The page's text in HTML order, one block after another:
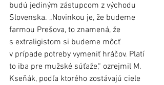
budú jediným zástupcom z východu
Slovenska. „Novinkou je, že budeme
farmou Prešova, to znamená, že
s extraligistom si budeme môcť
v prípade potreby vymeniť hráčov. Platí
to iba pre mužské súťaže,“ ozrejmil M.
Kseňák, podľa ktorého zostávajú ciele